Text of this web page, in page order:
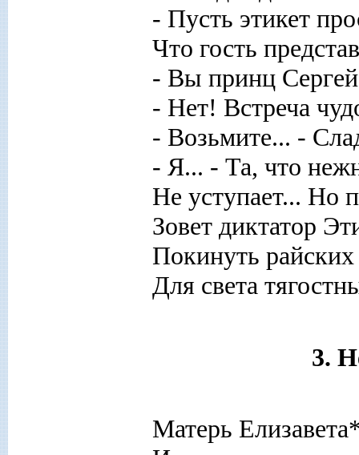
- Пусть этикет
Что гость
- Вы принц
- Нет! Встреча
- Возьмите... -
- Я... - Та, что
Не уступает... Но
Зовет диктатор
Покинуть
Для света
3.
Матерь